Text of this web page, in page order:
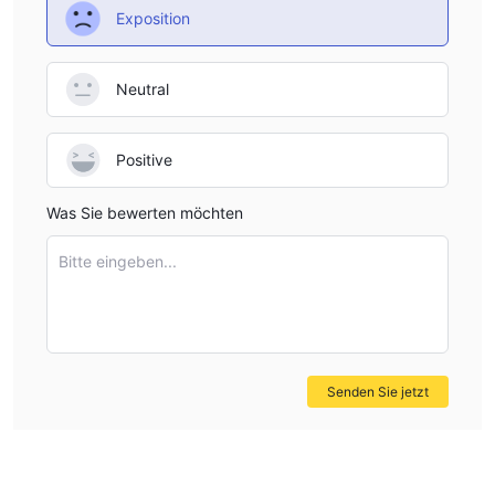
behördliche Aufsicht, was Bedenken hinsichtlich des Schutzes
von Kundengeldern und der allgemeinen Transparenz aufwirft.
Hohe Mindesteinzahlung:Paxton Trade legt eine hohe
Mindesteinzahlungsanforderung von $1000 fest, was für viele
Händler eine Einstiegshürde darstellen kann, insbesondere für
diejenigen mit begrenztem Kapital oder diejenigen, die lieber
mit kleineren Investitionen beginnen möchten.
Mangelnde Transparenz von seiner Ein-Seiten-
Dienstleistungen, Handelsbedingungen, regulatorischen Status
und Unternehmenshintergrund. Der minimalistische Ansatz beim
Webdesign erzeugt Zweifel bei potenziellen Kunden hinsichtlich
Exposition
Neutral
Positive
Was Sie bewerten möchten
Bitte eingeben...
Senden Sie jetzt